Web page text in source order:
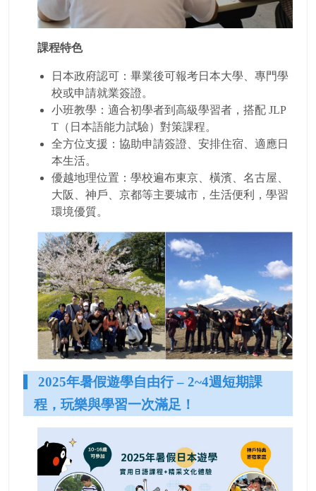
課程特色
日本政府認可：畢業後可報考日本大學、專門學
校或申請就業簽證。
小班教學：適合初學者到高級學習者，搭配 JLP
T（日本語能力試驗）對策課程。
全方位支援：協助申請簽證、安排住宿、適應日
本生活。
優越地理位置：學校遍布東京、橫濱、名古屋、
大阪、神戶、京都等主要城市，生活便利，學習
環境優質。
2025年暑假遊學自由行 – 2~4週短期課
程，玩樂與學習一次滿足！